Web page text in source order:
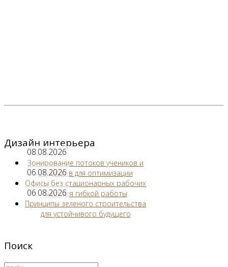
Дизайн интерьера
08.08.2026
Зонирование потоков учеников и
студентов для оптимизации
06.08.2026
Офисы без стационарных рабочих
мест для гибкой работы
06.08.2026
Принципы зеленого строительства
для устойчивого будущего
Поиск